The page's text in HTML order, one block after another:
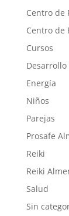
Centro de
Centro de
Cursos
Energía
Niños
Parejas
Prosafe
Reiki
Reiki
Salud
Sin